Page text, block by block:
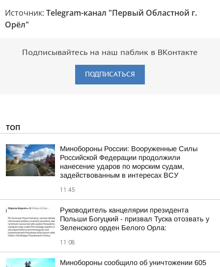
Источник: Telegram-канал "Первый Областной г.
Орёл"
Подписывайтесь на наш паблик в ВКонтакте
ПОДПИСАТЬСЯ
ТОП
Минобороны России: Вооруженные Силы
Российской Федерации продолжили
нанесение ударов по морским судам,
задействованным в интересах ВСУ
11:45
Руководитель канцелярии президента
Польши Богуцкий - призвал Туска отозвать у
Зеленского орден Белого Орла:
11:08
Минобороны сообщило об уничтожении 605